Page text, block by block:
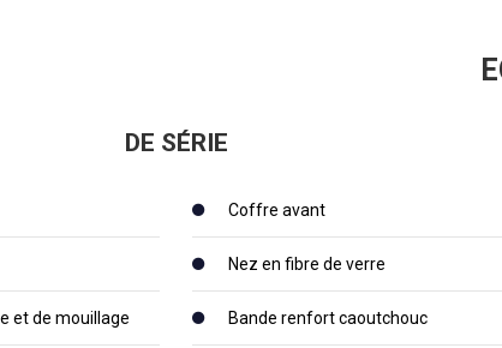
DE SÉRIE
Coffre avant
Nez en fibre de verre
et de mouillage Bande renfort caoutchouc